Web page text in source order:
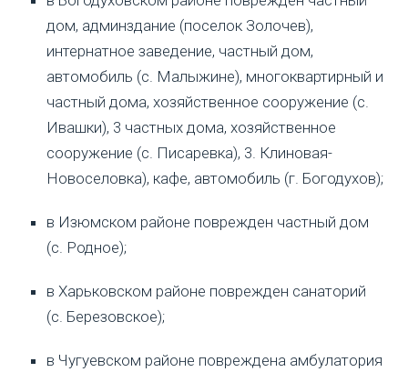
дом, админздание (поселок Золочев),
интернатное заведение, частный дом,
автомобиль (с. Малыжине), многоквартирный и
частный дома, хозяйственное сооружение (с.
Ивашки), 3 частных дома, хозяйственное
сооружение (с. Писаревка), 3. Клиновая-
Новоселовка), кафе, автомобиль (г. Богодухов);
в Изюмском районе поврежден частный дом
(с. Родное);
в Харьковском районе поврежден санаторий
(с. Березовское);
в Чугуевском районе повреждена амбулатория